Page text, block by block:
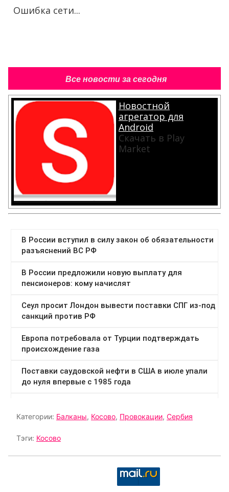
Ошибка сети...
Все новости за сегодня
Новостной
агрегатор для
Android
Скачать в Play
Market
Категории: Балканы, Косово, Провокации, Сербия
Тэги: Косово